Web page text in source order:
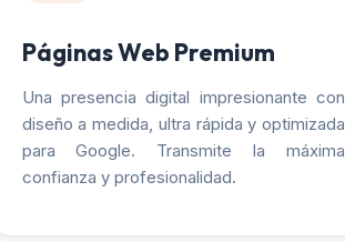
Páginas Web Premium
Una presencia digital impresionante con
diseño a medida, ultra rápida y optimizada
para Google. Transmite la máxima
confianza y profesionalidad.